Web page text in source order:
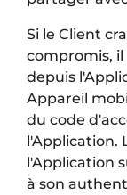
Si le Client
compromis,
depuis
Appareil
du code
l'Application.
l'Application
à son